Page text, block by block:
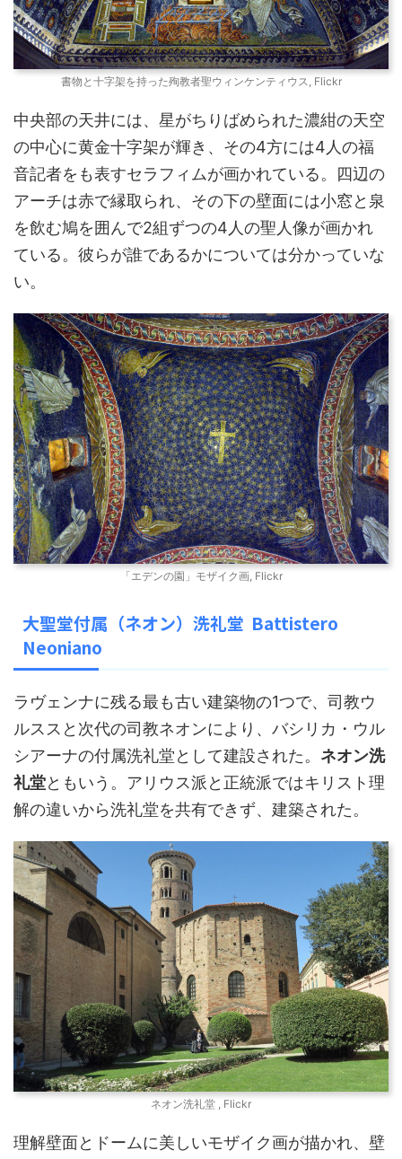
書物と十字架を持った殉教者聖ウィンケンティウス, Flickr
中央部の天井には、星がちりばめられた濃紺の天空
の中心に黄金十字架が輝き、その4方には4人の福
音記者をも表すセラフィムが画かれている。四辺の
アーチは赤で縁取られ、その下の壁面には小窓と泉
を飲む鳩を囲んで2組ずつの4人の聖人像が画かれ
ている。彼らが誰であるかについては分かっていな
い。
「エデンの園」モザイク画, Flickr
大聖堂付属（ネオン）洗礼堂 Battistero
Neoniano
ラヴェンナに残る最も古い建築物の1つで、司教ウ
ルススと次代の司教ネオンにより、バシリカ・ウル
シアーナの付属洗礼堂として建設された。 ネオン洗
礼堂ともいう。アリウス派と正統派ではキリスト理
解の違いから洗礼堂を共有できず、建築された。
ネオン洗礼堂 , Flickr
理解壁面とドームに美しいモザイク画が描かれ、壁